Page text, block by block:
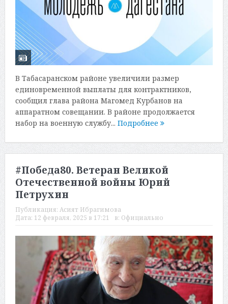
В Табасаранском районе увеличили размер
единовременной выплаты для контрактников,
сообщил глава района Магомед Курбанов на
аппаратном совещании. В районе продолжается
набор на военную службу... Подробнее
#Победа80. Ветеран Великой
Отечественной войны Юрий
Петрухин
Публикация: Асият Ибрагимова
Дата: 12 февраля, 2025 в 17:21 в: Официально